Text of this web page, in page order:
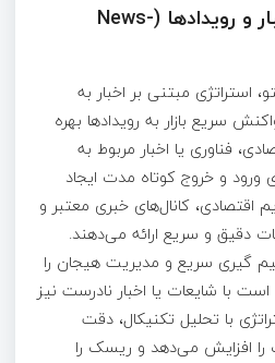
استراتژی مبتنی بر اخبار و رویدادها (News-
استراتژی مبتنی بر اخبار به
سریع بازار به رویدادها بهره‌
فناوری یا اخبار مربوط به
ورود و خروج کوتاه‌ مدت ایجاد
اقتصادی، کانال‌های خبری معتبر و
دقیق و سریع ارائه می‌دهند.
گیری سریع و مدیریت هیجان را
است با شایعات یا اخبار نادرست نیز
با تحلیل تکنیکال، دقت
افزایش می‌دهد و ریسک را